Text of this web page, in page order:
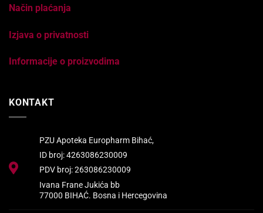
Način plaćanja
Izjava o privatnosti
Informacije o proizvodima
KONTAKT
PZU Apoteka Europharm Bihać,
ID broj: 4263086230009
PDV broj: 263086230009
Ivana Frane Jukića bb
77000 BIHAĆ. Bosna i Hercegovina